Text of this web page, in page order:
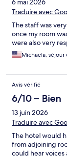
6 mai 2026
Traduire avec
The staff was
once my room
were also very
Michaela, séjour
Avis vérifié
6/10 – Bien
13 juin 2026
Traduire avec
The hotel would
from adjoining
could hear